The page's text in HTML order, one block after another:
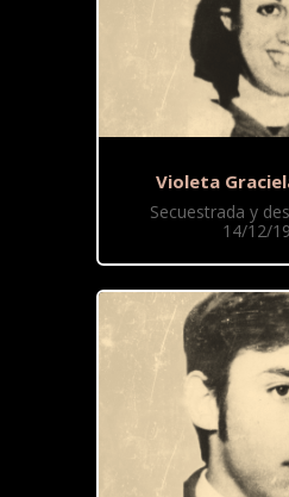
Violeta
Secuestrada y
14/12/